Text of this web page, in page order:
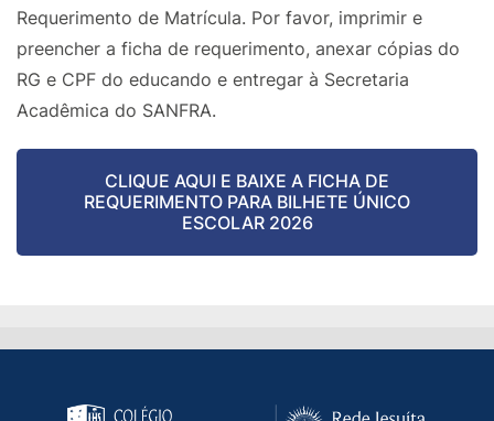
Requerimento de Matrícula. Por favor, imprimir e
preencher a ficha de requerimento, anexar cópias do
RG e CPF do educando e entregar à Secretaria
Acadêmica do SANFRA.
CLIQUE AQUI E BAIXE A FICHA DE
REQUERIMENTO PARA BILHETE ÚNICO
ESCOLAR 2026